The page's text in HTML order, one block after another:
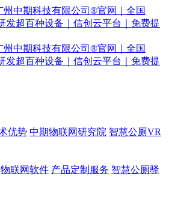
优势 中期物联网研究院 智慧公厕VR
物联网软件 产品定制服务 智慧公厕驿